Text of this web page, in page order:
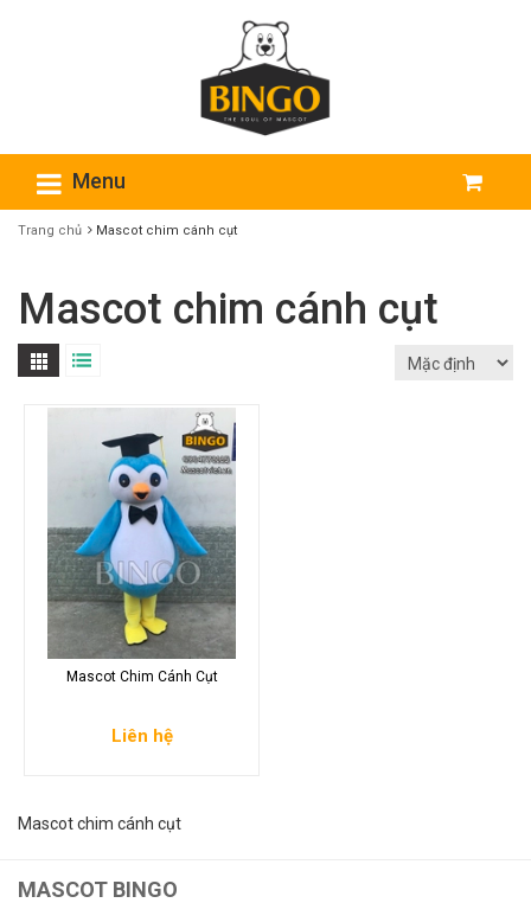
Menu
Trang chủ Mascot chim cánh cụt
Mascot chim cánh cụt
Mascot Chim Cánh Cụt
Liên hệ
Mascot chim cánh cụt
MASCOT BINGO